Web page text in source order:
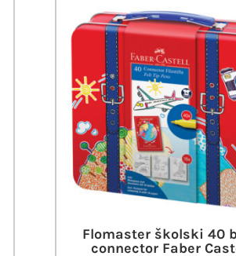
Flomaster školski 40
connector Faber